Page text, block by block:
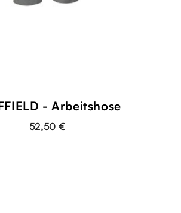
- Arbeitshose
52,50 €